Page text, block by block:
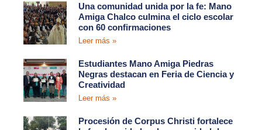
Una comunidad unida por la fe: Mano
Amiga Chalco culmina el ciclo escolar
con 60 confirmaciones
Leer más »
Estudiantes Mano Amiga Piedras
Negras destacan en Feria de Ciencia y
Creatividad
Leer más »
Procesión de Corpus Christi fortalece